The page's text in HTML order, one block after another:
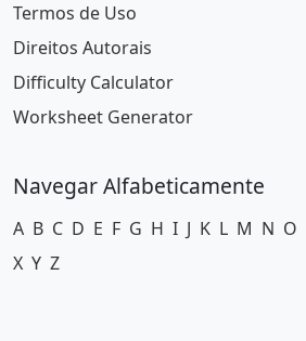
Termos de Uso
Direitos Autorais
Difficulty Calculator
Worksheet Generator
Navegar Alfabeticamente
A B C D E F G H I J K L M N O
X Y Z